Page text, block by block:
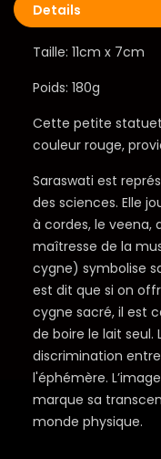
Details
Taille: 11cm x 7cm
Poids: 180g
Cette petite
couleur rouge,
Saraswati est
des sciences. Elle
à cordes, le
maîtresse de la
cygne) symbolise
est dit que si on
cygne sacré, il est
de boire le lait seul.
discrimination
l'éphémère.
marque sa
monde physique.